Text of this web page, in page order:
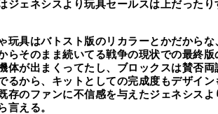
ジェネシスより玩具セールスは上だったり
玩具はバトスト版のリカラーとかだから
らそのまま続いてる戦争の現状での最終
体が出まくってたし、ブロックスは賛否
るから、キットとしての完成度もデザイ
存のファンに不信感を与えたジェネシス
言える。